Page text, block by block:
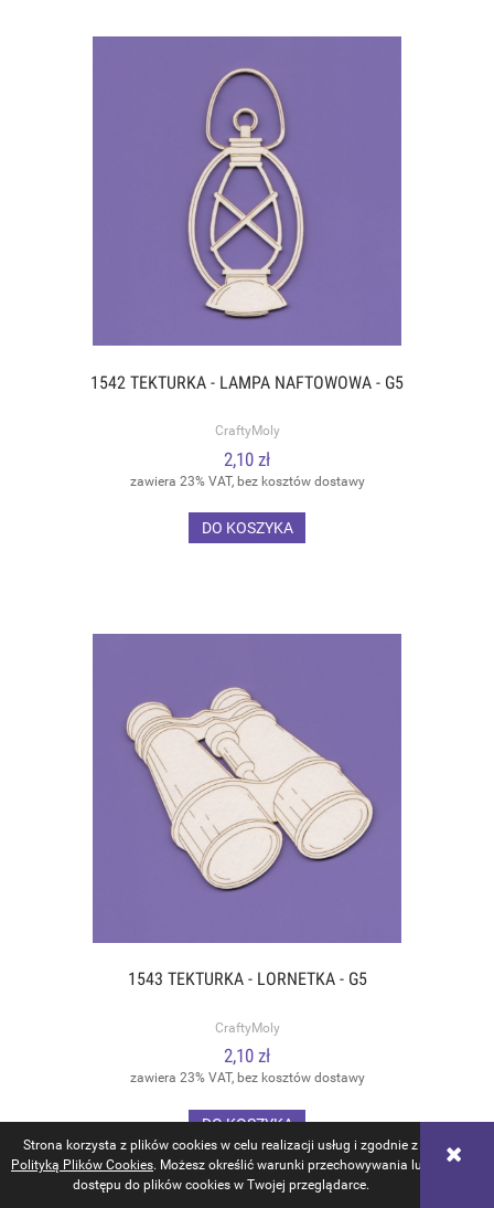
Strona korzysta z plików cookies w celu realizacji usług i zgodnie z
Polityką Plików Cookies. Możesz określić warunki przechowywania lub
dostępu do plików cookies w Twojej przeglądarce.
1542 TEKTURKA - LAMPA NAFTOWOWA - G5
CraftyMoly
2,10 zł
zawiera 23% VAT, bez kosztów dostawy
DO KOSZYKA
1543 TEKTURKA - LORNETKA - G5
CraftyMoly
2,10 zł
zawiera 23% VAT, bez kosztów dostawy
DO KOSZYKA